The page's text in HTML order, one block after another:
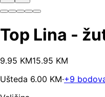
Top Lina -
9.95 KM15.95 KM
Ušteda 6.00 KM·+9